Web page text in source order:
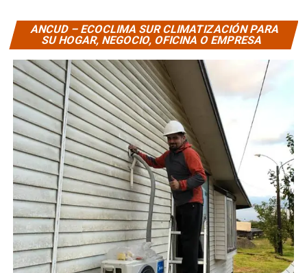
ANCUD – ECOCLIMA SUR CLIMATIZACIÓN PARA
SU HOGAR, NEGOCIO, OFICINA O EMPRESA